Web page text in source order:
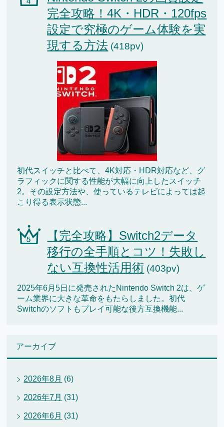
完全攻略！4K・HDR・120fps
設定で究極のゲーム体験を実
現する方法 (418pv)
初代スイッチと比べて、4K対応・HDR対応など、グ
ラフィックに関する性能が大幅に向上したスイッチ
2。その設定方法や、使っているテレビによっては起
こり得る表示状態...
【完全攻略】Switch2データ
移行の全手順とコツ！失敗し
ない互換性活用術 (403pv)
2025年6月5日に発売されたNintendo Switch 2は、ゲ
ーム業界に大きな革命をもたらしました。初代
Switchのソフトもプレイ可能な後方互換機能...
アーカイブ
2026年8月 (6)
2026年7月 (31)
2026年6月 (31)